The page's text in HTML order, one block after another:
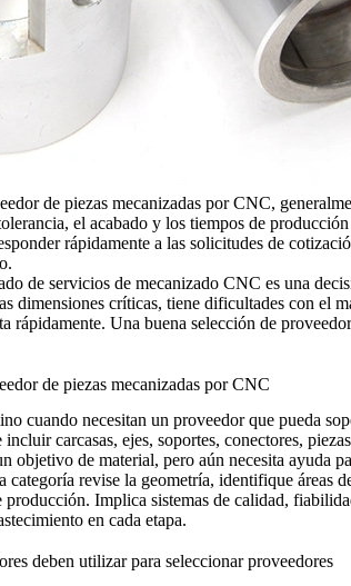
de piezas mecanizadas por CNC,
el acabado y los tiempos de
rápidamente a las solicitudes de
de servicios de mecanizado CNC es una
dimensiones críticas, tiene dificultades con
rápidamente. Una buena selección de
de piezas mecanizadas por CNC
cuando necesitan un proveedor que pueda
carcasas, ejes, soportes, conectores,
objetivo de material, pero aún necesita ayuda
categoría revise la geometría, identifique
producción. Implica sistemas de calidad,
en cada etapa.
deben utilizar para seleccionar proveedores